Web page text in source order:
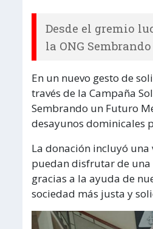
Desde el gremio
la ONG
En un nuevo gesto de
través de la Campaña
Sembrando un Futuro
desayunos dominicales
La donación incluyó
puedan disfrutar de
gracias a la ayuda de
sociedad más justa y